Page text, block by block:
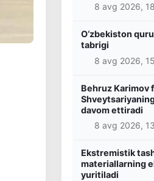
8 avg 2026,
O‘zbekiston
tabrigi
8 avg 2026,
Behruz Karimov
davom ettiradi
8 avg 2026,
Ekstremistik
materiallarning
yuritiladi